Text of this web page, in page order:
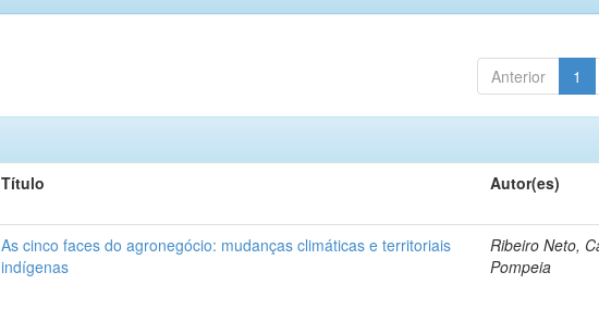
Anterior 1
Título Autor(es)
As cinco faces do agronegócio: mudanças climáticas e territoriais
indígenas
Ribeiro Neto,
Pompeia